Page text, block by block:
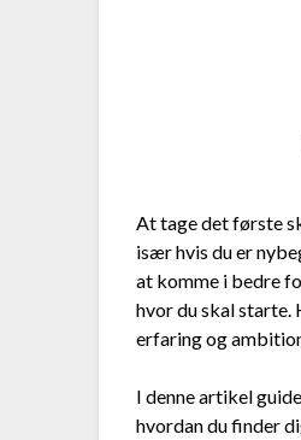
At tage det første
især hvis du er
at komme i bedre
hvor du skal starte.
erfaring og
I denne artikel
hvordan du finder